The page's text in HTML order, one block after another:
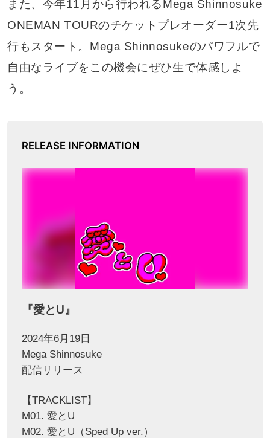
また、今年11月から行われるMega Shinnosuke
ONEMAN TOURのチケットプレオーダー1次先
行もスタート。Mega Shinnosukeのパワフルで
自由なライブをこの機会にぜひ生で体感しよ
う。
RELEASE INFORMATION
『愛とU』
2024年6月19日
Mega Shinnosuke
配信リリース
【TRACKLIST】
M01. 愛とU
M02. 愛とU（Sped Up ver.）